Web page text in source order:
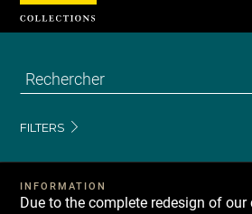
FILTERS
INFORMATION
Due to the complete redesign of
Cookies management panel